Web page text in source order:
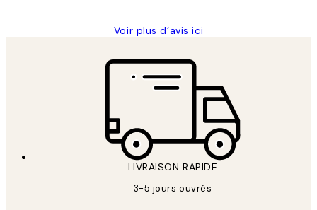
Voir plus d’avis ici
LIVRAISON RAPIDE
3-5 jours ouvrés